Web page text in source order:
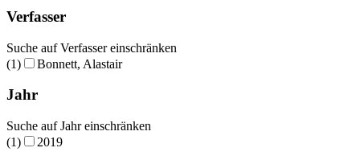
Verfasser
Suche auf Verfasser einschränken
(1)
Bonnett, Alastair
Jahr
Suche auf Jahr einschränken
(1)
2019